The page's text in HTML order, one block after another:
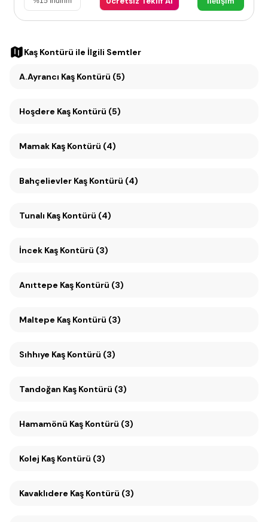
Kaş Kontürü ile İlgili Semtler
A.Ayrancı Kaş Kontürü (5)
Hoşdere Kaş Kontürü (5)
Mamak Kaş Kontürü (4)
Bahçelievler Kaş Kontürü (4)
Tunalı Kaş Kontürü (4)
İncek Kaş Kontürü (3)
Anıttepe Kaş Kontürü (3)
Maltepe Kaş Kontürü (3)
Sıhhıye Kaş Kontürü (3)
Tandoğan Kaş Kontürü (3)
Hamamönü Kaş Kontürü (3)
Kolej Kaş Kontürü (3)
Kavaklıdere Kaş Kontürü (3)